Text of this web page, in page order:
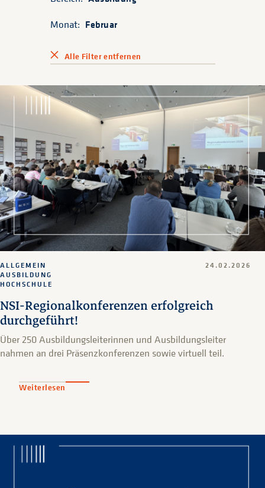
Monat: Februar
Alle Filter entfernen
NSI-Regionalkonferenzen erfolgreich
durchgeführt!
ALLGEMEIN
AUSBILDUNG
HOCHSCHULE
24.02.2026
Über 250 Ausbildungsleiterinnen und Ausbildungsleiter
nahmen an drei Präsenzkonferenzen sowie virtuell teil.
Weiterlesen